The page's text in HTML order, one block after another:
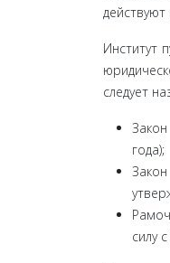
Институт
следует
года);
силу